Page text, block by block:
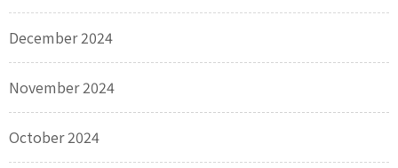
December 2024
November 2024
October 2024